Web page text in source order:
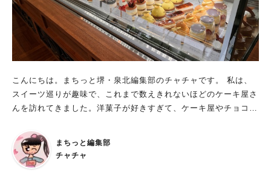
こんにちは。まちっと堺・泉北編集部のチャチャです。 私は、
スイーツ巡りが趣味で、これまで数えきれないほどのケーキ屋さ
んを訪れてきました。洋菓子が好きすぎて、ケーキ屋やチョコレ
会いを大切にしているので、基本的に同じお店に何度も足を運ぶ
ことはありません。 しかし、堺市駅で出会ったあるケーキ屋さ
んは特別です。その魅力にすっかり心を奪われ、今では記念日に
まちっと編集部
チャチャ